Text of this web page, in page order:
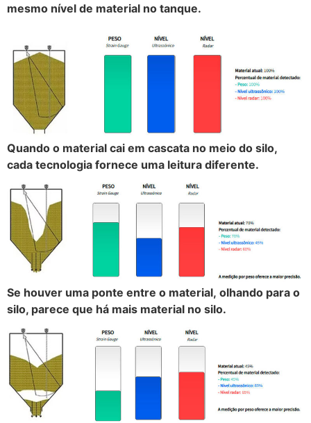
mesmo nível de material no tanque.
Quando o material cai em cascata no meio do silo,
cada tecnologia fornece uma leitura diferente.
Se houver uma ponte entre o material, olhando para o
silo, parece que há mais material no silo.